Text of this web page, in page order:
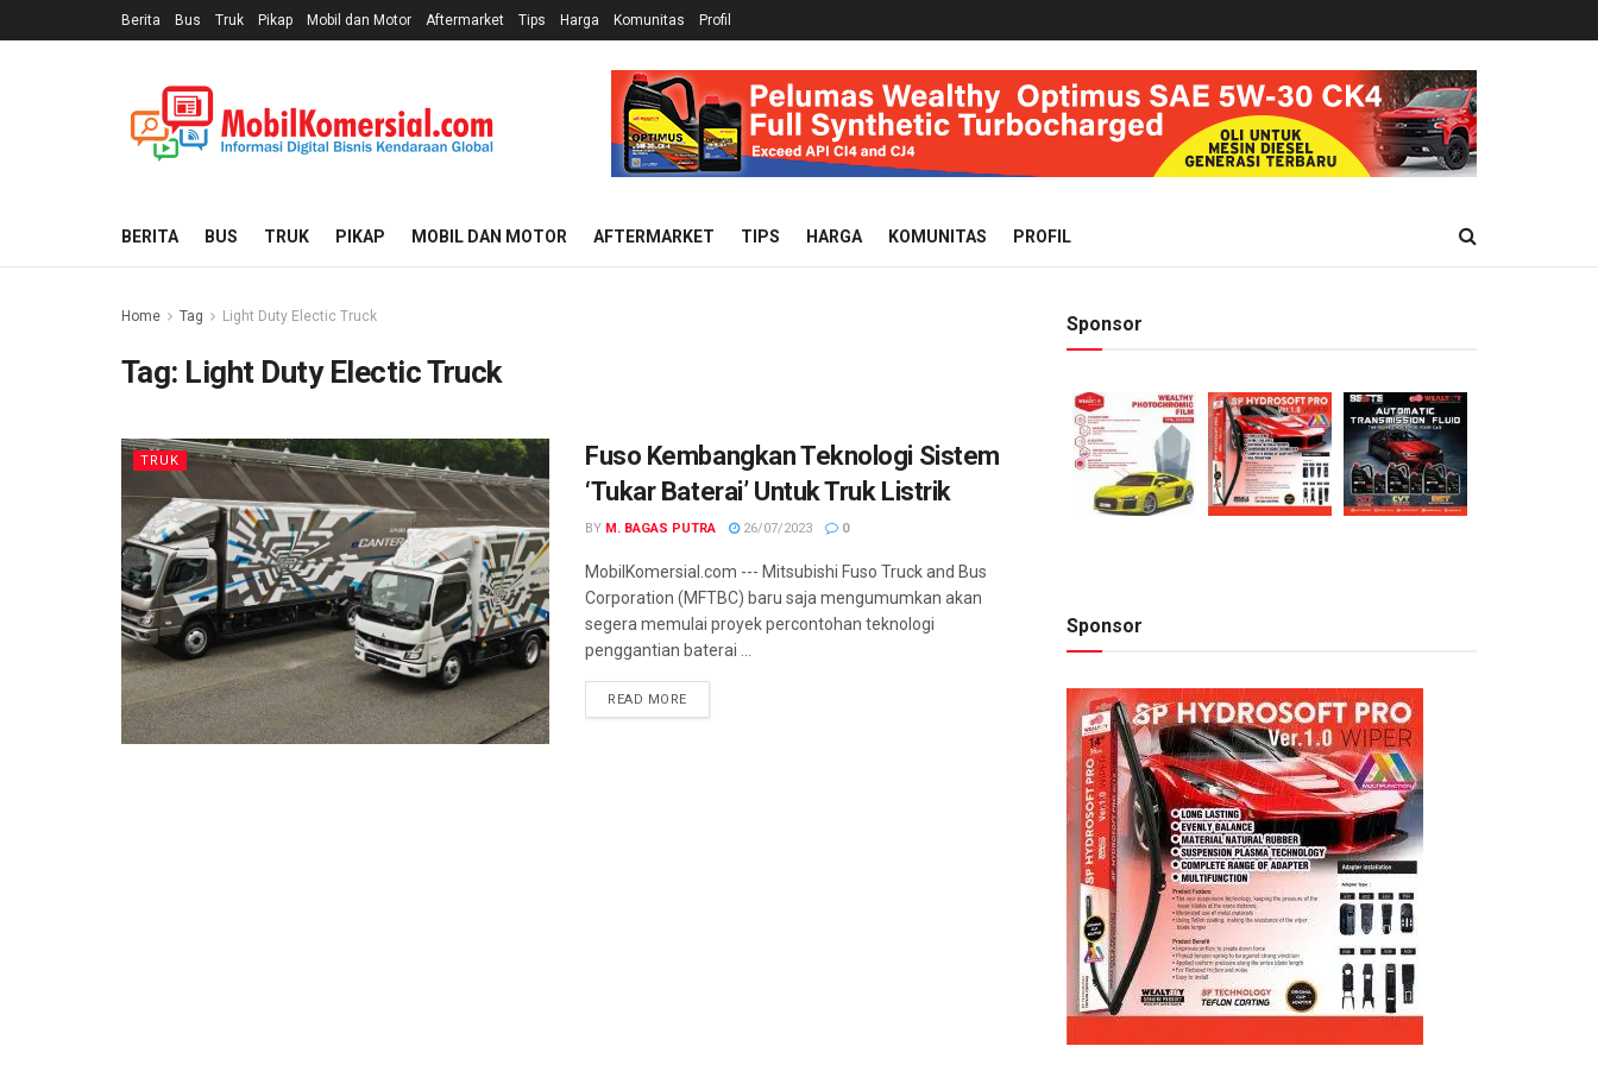
Berita Bus Truk Pikap Mobil dan Motor Aftermarket Tips Harga Komunitas Profil
BERITA BUS TRUK PIKAP MOBIL DAN MOTOR AFTERMARKET TIPS HARGA KOMUNITAS PROFIL
Home Tag Light Duty Electic Truck
Tag: Light Duty Electic Truck
TRUK
Fuso Kembangkan Teknologi Sistem
‘Tukar Baterai’ Untuk Truk Listrik
BY M. BAGAS PUTRA 26/07/2023 0
MobilKomersial.com --- Mitsubishi Fuso Truck and Bus
Corporation (MFTBC) baru saja mengumumkan akan
segera memulai proyek percontohan teknologi
penggantian baterai ...
READ MORE
Sponsor
Sponsor